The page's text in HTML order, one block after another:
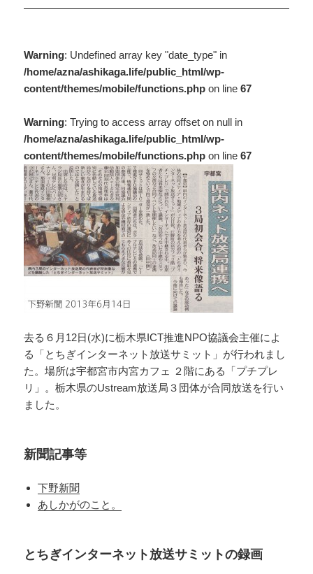
Warning: Undefined array key "date_type" in
/home/azna/ashikaga.life/public_html/wp-
content/themes/mobile/functions.php on line67
Warning: Trying to access array offset on null in
/home/azna/ashikaga.life/public_html/wp-
content/themes/mobile/functions.php on line67
去る６月12日(水)に栃木県ICT推進NPO協議会主催によ
る「とちぎインターネット放送サミット」が行われまし
た。場所は宇都宮市内宮カフェ ２階にある「プチプレ
リ」。栃木県のUstream放送局３団体が合同放送を行い
ました。
新聞記事等
下野新聞
あしかがのこと。
とちぎインターネット放送サミットの録画